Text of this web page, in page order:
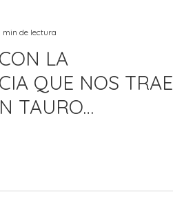
LA
QUE NOS TRAE
TAURO
min de lectura